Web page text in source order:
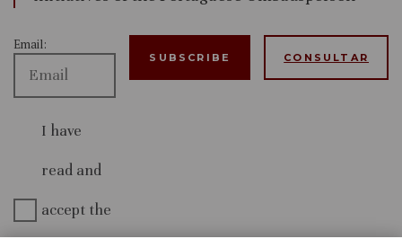
Email:
I have
read and
accept the
CONSULTAR